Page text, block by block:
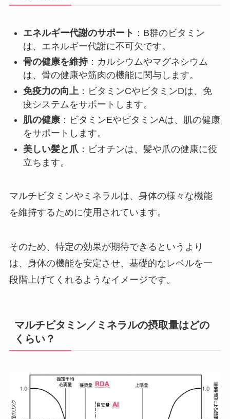
エネルギー代謝のサポート ：B群のビタミン
は、エネルギー代謝に不可欠です。
骨の健康を維持：カルシウムやマグネシウム
は、骨の健康や筋肉の機能に関与します。
免疫力の向上 ：ビタミンCやビタミンDは、免
疫システムをサポートします。
肌の健康：ビタミンEやビタミンAは、肌の健康
をサポートします。
美しい髪と爪 ：ビオチンは、髪や爪の健康に役
立ちます。
マルチビタミンやミネラルは、身体の様々な機能
を維持するために使用されています。
そのため、特定の効果が期待できるというより
は、身体の機能を安定させ、基礎的なレベルを一
段階上げてくれるようなイメージです。
マルチビタミン／ミネラルの摂取量はどの
くらい？